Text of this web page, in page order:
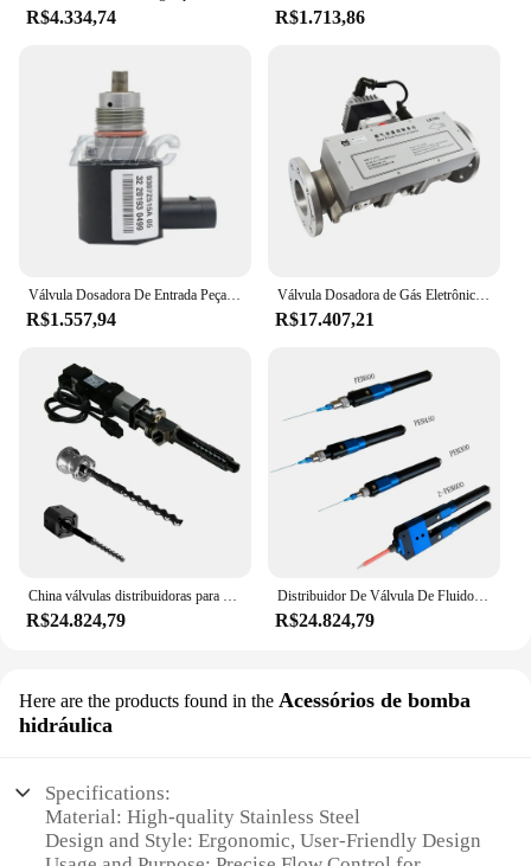
R$4.334,74 R$1.713,86
R$1.557,94
Válvula Dosadora de Gás Eletrônica, Válvula Integrada do Corpo do Acelerador, Woodward, Genset, Intelligent, Gen II, 52, 8407-534
R$17.407,21
China válvulas distribuidoras para alta viscosidade, transporte médio e dosagem para impressora 3D
R$24.824,79
Distribuidor De Válvula De Fluido De Alta Precisão, válvula De Parafuso De Dosagem
R$24.824,79
Here are the products found in the Acessórios de bomba
hidráulica
Specifications:
Material: High-quality Stainless Steel
Design and Style: Ergonomic, User-Friendly Design